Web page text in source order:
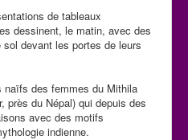
de tableaux
dessinent, le matin, avec des
devant les portes de leurs
naïfs des femmes du Mithila
près du Népal) qui depuis des
avec des motifs
indienne.